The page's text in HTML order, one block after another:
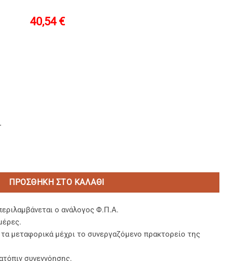
40,54 €
ΠΡΟΣΘΉΚΗ ΣΤΟ ΚΑΛΆΘΙ
ο ανάλογος Φ.Π.Α.
μεταφορικά μέχρι το συνεργαζόμενο πρακτορείο της
συνεννόησης.